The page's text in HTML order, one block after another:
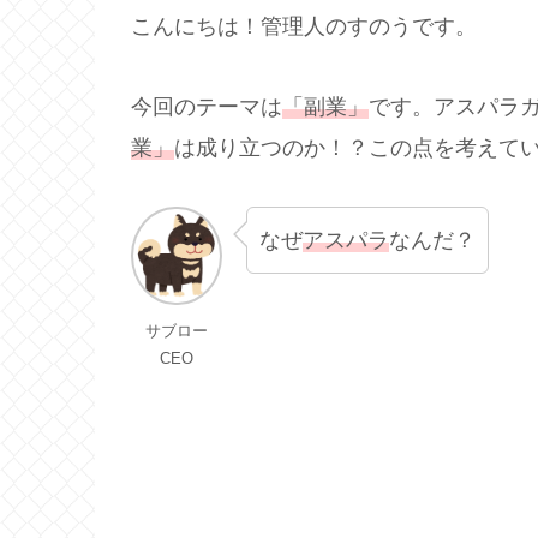
こんにちは！管理人のすのうです。
今回のテーマは「副業」です。アスパラ
業」は成り立つのか！？この点を考えて
サブロー
CEO
なぜアスパラなんだ？